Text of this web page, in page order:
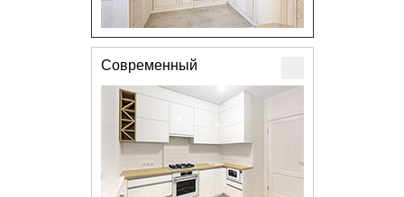
Современный